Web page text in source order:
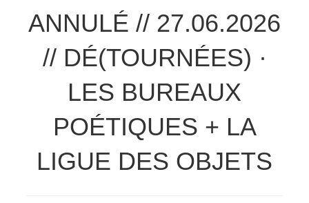
ANNULÉ // 27.06.2026
// DÉ(TOURNÉES) ·
LES BUREAUX
POÉTIQUES + LA
LIGUE DES OBJETS